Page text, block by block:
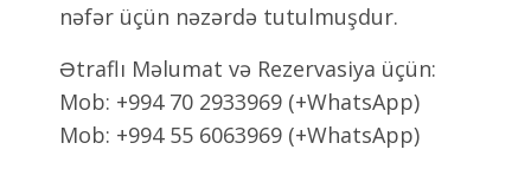
nəfər üçün nəzərdə tutulmuşdur.
Ətraflı Məlumat və Rezervasiya üçün:
Mob: +994 70 2933969 (+WhatsApp)
Mob: +994 55 6063969 (+WhatsApp)